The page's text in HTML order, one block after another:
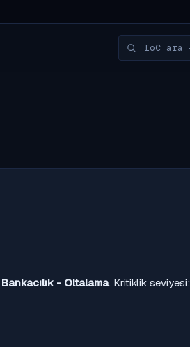
Bankacılık - Oltalama. Kritiklik seviyesi: